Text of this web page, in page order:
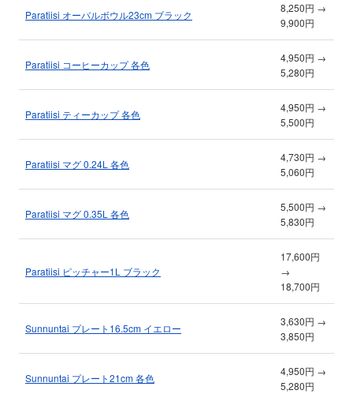
Paratiisi オーバルボウル23cm ブラック
8,250円 →
9,900円
Paratiisi コーヒーカップ 各色
4,950円 →
5,280円
Paratiisi ティーカップ 各色
4,950円 →
5,500円
Paratiisi マグ 0.24L 各色
4,730円 →
5,060円
Paratiisi マグ 0.35L 各色
5,500円 →
5,830円
Paratiisi ピッチャー1L ブラック
17,600円
→
18,700円
Sunnuntai プレート16.5cm イエロー
3,630円 →
3,850円
Sunnuntai プレート21cm 各色
4,950円 →
5,280円